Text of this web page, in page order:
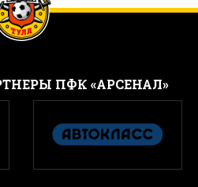
ПФК «АРСЕНАЛ»